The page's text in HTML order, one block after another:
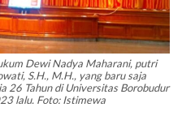
Dewi Nadya Maharani, putri
S.H., M.H., yang baru saja
26 Tahun di Universitas Borobudur
lalu. Foto: Istimewa